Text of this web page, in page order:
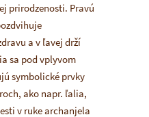
prirodzenosti. Pravú
a v ľavej drží
sa pod vplyvom
symbolické prvky
ako napr. ľalia,
v ruke archanjela